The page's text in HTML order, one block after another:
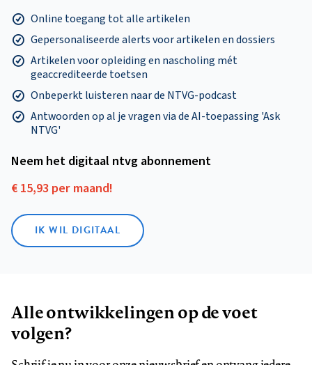
Online toegang tot alle artikelen
Gepersonaliseerde alerts voor artikelen en dossiers
Artikelen voor opleiding en nascholing mét
geaccrediteerde toetsen
Onbeperkt luisteren naar de NTVG-podcast
Antwoorden op al je vragen via de AI-toepassing 'Ask
NTVG'
Neem het digitaal ntvg abonnement
€ 15,93 per maand!
IK WIL DIGITAAL
Alle ontwikkelingen op de voet
volgen?